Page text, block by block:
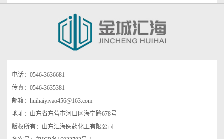
电话：0546-3636681
传真：0546-3635381
邮箱： huihaiyiyao456@163.com
地址：山东省东营市河口区海宁路678号
版权所有：山东汇海医药化工有限公司